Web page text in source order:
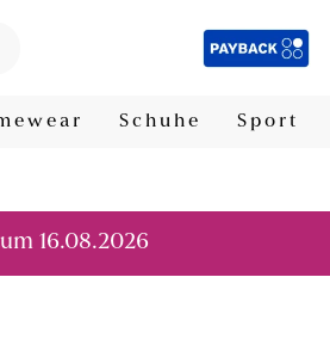
Schuhe Sport
16.08.2026